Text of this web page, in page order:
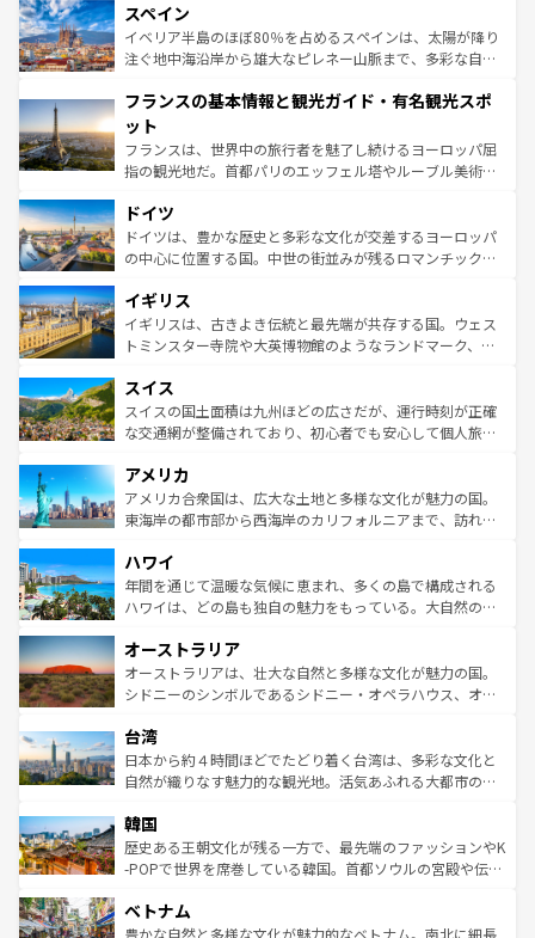
ろん、トスカーナの美しい田園風景やアマルフィ海岸の絶
景など、自然景観も見逃せない。観光の合間には、本場の
ピザやパスタなど、絶品のイタリア料理を堪能することも
ませてくれるイタリアで、忘れられない旅をしてみよう！
なお、新着のイタリア情報は
しい。
スペイン
イベリア半島のほぼ80％を占めるスペインは、太陽が降り
注ぐ地中海沿岸から雄大なピレネー山脈まで、多彩な自然
文化が根付くこの国では、情熱的なフラメンコ、熱気あふ
れる闘牛、そして美味しいタパスが生活の一部となってい
る。首都マドリードの洗練された雰囲気や、バルセロナの
アートに溢れた街角から、地方では古代ローマ遺跡や中世
せる。地方によって風土や気候が異なるスペインはその個
性で訪れる人を魅了する。 なお、新着のスペイン情報は コ
ンテンツ一覧を参照してほしい。
フランスの基本情報と観光ガイド・有名観光スポ
ット
フランスは、世界中の旅行者を魅了し続けるヨーロッパ屈
指の観光地だ。首都パリのエッフェル塔やルーブル美術館
で、幅広い魅力が詰まっている。華麗な宮殿、歴史的な大
聖堂、美しいビーチ、そして豊かな自然が、訪れる者を心
から魅了する。また、フランスは美食の国としても知ら
いる。シャンパンの発祥地であるランス、プロヴァンスの
香り高いラベンダー畑など、多彩な楽しみ方が可能だ。さ
らに、パリ以外の地域にも魅力が溢れており、どの街角に
れる地方に足を運ぶとそれぞれで全く異なる文化を体験で
きるだろう。 なお、新着のフランス情報はコンテンツ一覧
を参照してほしい。
ドイツ
ドイツは、豊かな歴史と多彩な文化が交差するヨーロッパ
の中心に位置する国。中世の街並みが残るロマンチック街
顔を持つこの国は、どこを歩いても飽きることがない。ベ
ルリンの文化的活気、バイエルン州のアルプスの絶景、そ
してライン川沿いのワイン畑といった風景は必見。ビール
は、お酒好きな人にはぜひ体験してほしい。 なお、新着の
ドイツ情報はコンテンツ一覧を参照してほしい。
イギリス
イギリスは、古きよき伝統と最先端が共存する国。ウェス
トミンスター寺院や大英博物館のようなランドマーク、歴
リアごとに異なる魅力がある。また、優雅なアフタヌーン
ティー、ビール好きにはたまらない英国パブ、サッカー観
戦など、本場だからこそできる体験も豊富。イギリスを旅
ンツ一覧を参照してほしい。
スイス
スイスの国土面積は九州ほどの広さだが、運行時刻が正確
な交通網が整備されており、初心者でも安心して個人旅行
の建物がそのまま残る町や、スイスならではのユニークな
博物館もあり、アルプス観光だけでなく町歩きも満喫する
ことができる。国民の所得が高いため物価も高いが、旅行
ば市内交通費無料で観光を楽しむこともできる。 なお、新
着のスイス情報はコンテンツ一覧 を参照してほしい。
アメリカ
アメリカ合衆国は、広大な土地と多様な文化が魅力の国。
東海岸の都市部から西海岸のカリフォルニアまで、訪れる
のような巨大都市は、観光、ショッピング、エンターテイ
ンメントが詰まった刺激的なスポットだ。一方、アメリカ
西部には大自然が広がり、グランドキャニオンやイエロー
部のニューオーリンズでは、音楽と美食が融合した独特の
文化が魅力。旅行者はアメリカの各地域で異なる魅力を楽
しみながら、その多様性と豊かな歴史を感じることができ
ならではの贅沢な旅のスタイルだ。 なお、新着のアメリカ
情報はコンテンツ一覧を参照してほしい。
ハワイ
年間を通じて温暖な気候に恵まれ、多くの島で構成される
ハワイは、どの島も独自の魅力をもっている。大自然の神
ワイ島は見逃せない。また、定番の観光地といえばオアフ
島だが、静かな自然を求めるならマウイ島やカウアイ島が
おすすめ。エメラルドグリーンに輝く海をはじめ、豊かな
れるおもてなしの心で訪れる人々を迎えてくれるハワイの
人々、おいしいローカルフードやハワイアンミュージッ
ク、伝統的なフラダンスなど、すべてがハワイの魅力を彩
ワイを、存分に味わってほしい。 なお、新着のハワイ情報
はコンテンツ一覧を参照してほしい。
オーストラリア
オーストラリアは、壮大な自然と多様な文化が魅力の国。
シドニーのシンボルであるシドニー・オペラハウス、オー
リアリーフや大陸中央部にそびえるウルル（エアーズロッ
ク）、タスマニアの美しい原生林やケアンズの熱帯雨林な
ど、見どころがたくさん。また、カフェやワイン、オージ
いる。アクティビティも充実しており、サーフィンやダイ
ビング、ハイキングなど、アウトドア好きにはたまらな
い。オーストラリアの多彩な魅力を存分に味わいつくそ
参照してほしい。
台湾
日本から約４時間ほどでたどり着く台湾は、多彩な文化と
自然が織りなす魅力的な観光地。活気あふれる大都市の台
ン）、静ひつな山岳地帯である台湾東部など、都市の喧騒
と山間の静けさが共存しており、訪れる人に新しい発見と
驚きをもたらしてくれる。また、奥深い台湾の食文化も魅
容にもいいと評判のスイーツなど、バラエティ豊かな料理
が味わえる。 なお、新着の台湾情報は コンテンツ一覧を参
韓国
歴史ある王朝文化が残る一方で、最先端のファッションやK
-POPで世界を席巻している韓国。首都ソウルの宮殿や伝統
き、地方に足を延ばせば四季折々の自然美を楽しむことが
できる。そして、キムチや焼肉、絶品のストリートフード
ベトナム
豊かな自然と多様な文化が魅力的なベトナム。南北に細長